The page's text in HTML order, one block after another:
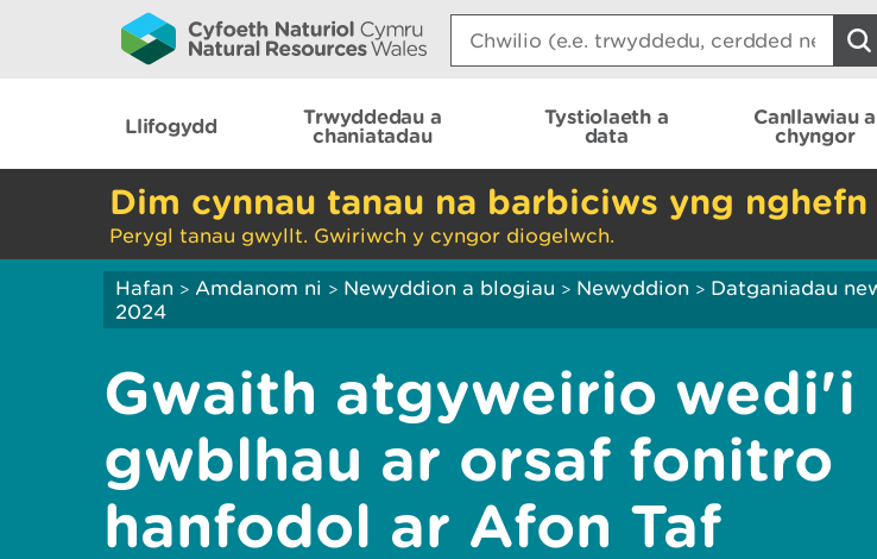
Search:
Llifogydd
Trwyddedau a
chaniatadau
Tystiolaeth a
data
Canllawiau a
chyngor
Dim cynnau tanau na barbiciws yng
Perygl tanau gwyllt. Gwiriwch y cyngor diogelwch.
Hafan > Amdanom ni > Newyddion a blogiau > Newyddion > Datganiadau
2024
Gwaith atgyweirio wedi'i
gwblhau ar orsaf fonitro
hanfodol ar Afon Taf